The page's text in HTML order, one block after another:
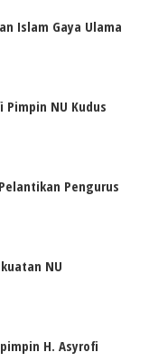
Islam Gaya Ulama
NU Kudus
Pengurus
NU
H. Asyrofi